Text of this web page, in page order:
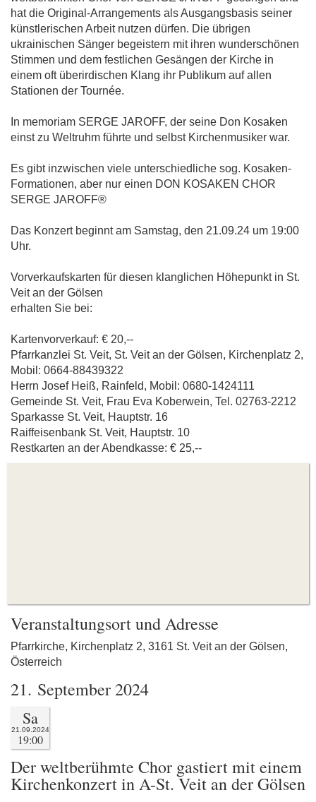
hat die Original-Arrangements als Ausgangsbasis seiner
künstlerischen Arbeit nutzen dürfen. Die übrigen
ukrainischen Sänger begeistern mit ihren wunderschönen
Stimmen und dem festlichen Gesängen der Kirche in
einem oft überirdischen Klang ihr Publikum auf allen
Stationen der Tournée.
In memoriam SERGE JAROFF, der seine Don Kosaken
einst zu Weltruhm führte und selbst Kirchenmusiker war.
Es gibt inzwischen viele unterschiedliche sog. Kosaken-
Formationen, aber nur einen DON KOSAKEN CHOR
SERGE JAROFF®
Das Konzert beginnt am Samstag, den 21.09.24 um 19:00
Uhr.
Vorverkaufskarten für diesen klanglichen Höhepunkt in St.
Veit an der Gölsen
erhalten Sie bei:
Kartenvorverkauf: € 20,--
Pfarrkanzlei St. Veit, St. Veit an der Gölsen, Kirchenplatz 2,
Mobil: 0664-88439322
Herrn Josef Heiß, Rainfeld, Mobil: 0680-1424111
Gemeinde St. Veit, Frau Eva Koberwein, Tel. 02763-2212
Sparkasse St. Veit, Hauptstr. 16
Raiffeisenbank St. Veit, Hauptstr. 10
Restkarten an der Abendkasse: € 25,--
Veranstaltungsort und Adresse
Pfarrkirche, Kirchenplatz 2, 3161 St. Veit an der Gölsen,
Österreich
21. September 2024
Sa
21.09.2024
19:00
Der weltberühmte Chor gastiert mit einem
Kirchenkonzert in A-St. Veit an der Gölsen